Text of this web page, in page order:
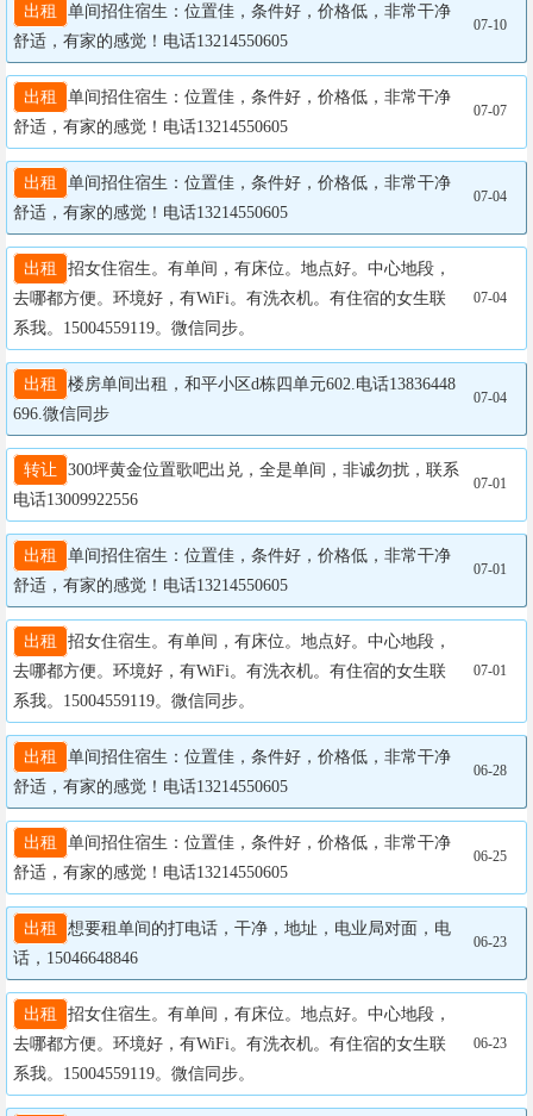
出租
单间招住宿生：位置佳，条件好，价格低，非常干净
舒适，有家的感觉！电话13214550605
07-10
出租
单间招住宿生：位置佳，条件好，价格低，非常干净
舒适，有家的感觉！电话13214550605
07-07
出租
单间招住宿生：位置佳，条件好，价格低，非常干净
舒适，有家的感觉！电话13214550605
07-04
出租
招女住宿生。有单间，有床位。地点好。中心地段，
去哪都方便。环境好，有WiFi。有洗衣机。有住宿的女生联
系我。15004559119。微信同步。
07-04
出租
楼房单间出租，和平小区d栋四单元602.电话13836448
696.微信同步
07-04
转让
300坪黄金位置歌吧出兑，全是单间，非诚勿扰，联系
电话13009922556
07-01
出租
单间招住宿生：位置佳，条件好，价格低，非常干净
舒适，有家的感觉！电话13214550605
07-01
出租
招女住宿生。有单间，有床位。地点好。中心地段，
去哪都方便。环境好，有WiFi。有洗衣机。有住宿的女生联
系我。15004559119。微信同步。
07-01
出租
单间招住宿生：位置佳，条件好，价格低，非常干净
舒适，有家的感觉！电话13214550605
06-28
出租
单间招住宿生：位置佳，条件好，价格低，非常干净
舒适，有家的感觉！电话13214550605
06-25
出租
想要租单间的打电话，干净，地址，电业局对面，电
话，15046648846
06-23
出租
招女住宿生。有单间，有床位。地点好。中心地段，
去哪都方便。环境好，有WiFi。有洗衣机。有住宿的女生联
系我。15004559119。微信同步。
06-23